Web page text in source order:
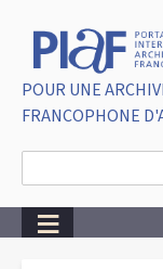
POUR UNE
FRANCOPHONE